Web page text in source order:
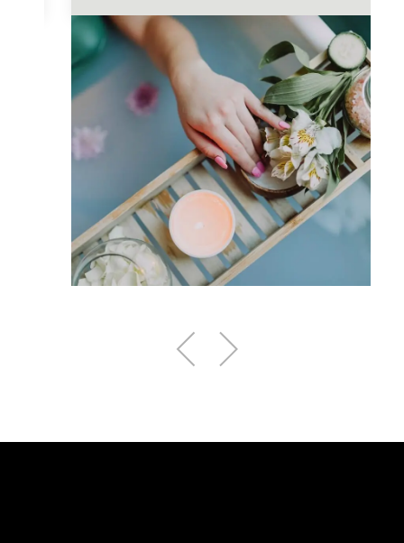
Venez profiter des thermes de
Neyrac les Bains pour vous
détendre en Ardèche
LIRE LA SUITE